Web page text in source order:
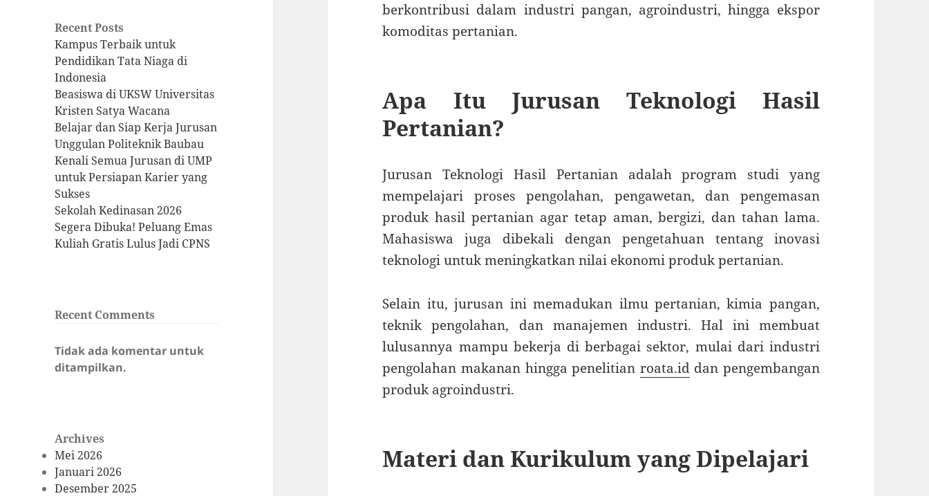
Recent Posts
Kampus Terbaik untuk
Pendidikan Tata Niaga di
Indonesia
Beasiswa di UKSW Universitas
Kristen Satya Wacana
Belajar dan Siap Kerja Jurusan
Unggulan Politeknik Baubau
Kenali Semua Jurusan di UMP
untuk Persiapan Karier yang
Sukses
Sekolah Kedinasan 2026
Segera Dibuka! Peluang Emas
Kuliah Gratis Lulus Jadi CPNS
Recent Comments
Tidak ada komentar untuk
ditampilkan.
Archives
Mei 2026
Januari 2026
Desember 2025
berkontribusi dalam industri pangan, agroindustri, hingga ekspor
komoditas pertanian.
Apa Itu Jurusan Teknologi Hasil
Pertanian?
Jurusan Teknologi Hasil Pertanian adalah program studi yang
mempelajari proses pengolahan, pengawetan, dan pengemasan
produk hasil pertanian agar tetap aman, bergizi, dan tahan lama.
Mahasiswa juga dibekali dengan pengetahuan tentang inovasi
teknologi untuk meningkatkan nilai ekonomi produk pertanian.
Selain itu, jurusan ini memadukan ilmu pertanian, kimia pangan,
teknik pengolahan, dan manajemen industri. Hal ini membuat
lulusannya mampu bekerja di berbagai sektor, mulai dari industri
pengolahan makanan hingga penelitian roata.iddan pengembangan
produk agroindustri.
Materi dan Kurikulum yang Dipelajari